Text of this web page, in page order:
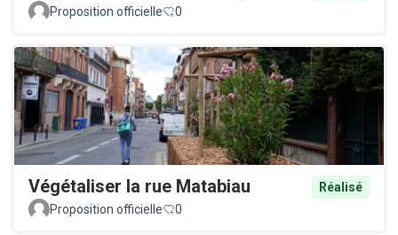
Proposition officielle
0
Végétaliser la rue Matabiau
Réalisé
Proposition officielle
0